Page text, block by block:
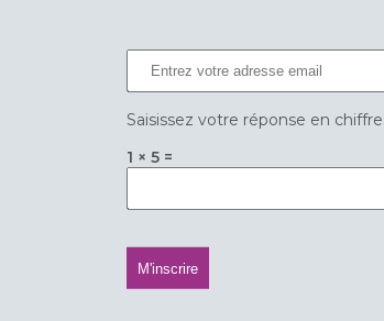
Saisissez votre réponse en
1 × 5 =